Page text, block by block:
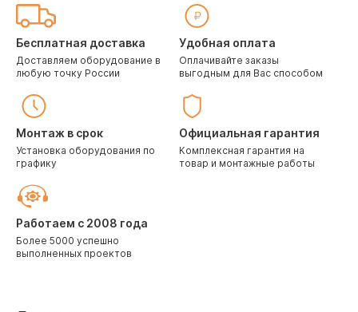
Бесплатная доставка
Доставляем оборудование в
любую точку России
Удобная оплата
Оплачивайте заказы
выгодным для Вас способом
Монтаж в срок
Установка оборудования по
графику
Официальная гарантия
Комплексная гарантия на
товар и монтажные работы
Работаем с 2008 года
Более 5000 успешно
выполненных проектов